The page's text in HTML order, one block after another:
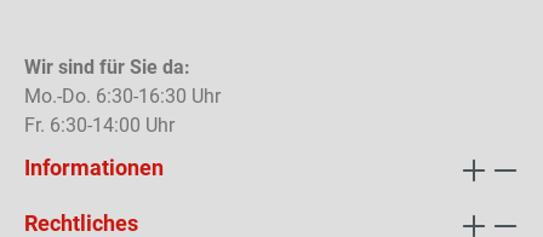
Wir sind für Sie da:
Mo.-Do. 6:30-16:30 Uhr
Fr. 6:30-14:00 Uhr
Informationen
Rechtliches